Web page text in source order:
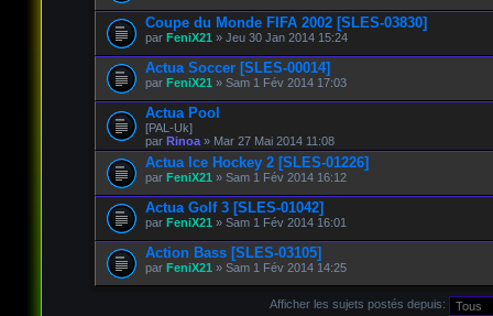
Coupe du Monde FIFA 2002 [SLES-03830]
par FeniX21 » Jeu 30 Jan 2014 15:24
Actua Soccer [SLES-00014]
par FeniX21 » Sam 1 Fév 2014 17:03
Actua Pool
[PAL-Uk]
par Rinoa» Mar 27 Mai 2014 11:08
Actua Ice Hockey 2 [SLES-01226]
par FeniX21 » Sam 1 Fév 2014 16:12
Actua Golf 3 [SLES-01042]
par FeniX21 » Sam 1 Fév 2014 16:01
Action Bass [SLES-03105]
par FeniX21 » Sam 1 Fév 2014 14:25
Afficher les sujets postés depuis: